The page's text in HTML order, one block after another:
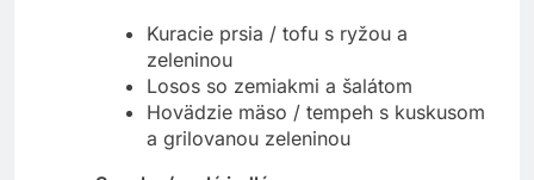
Kuracie prsia / tofu s ryžou a
zeleninou
Losos so zemiakmi a šalátom
Hovädzie mäso / tempeh s kuskusom
a grilovanou zeleninou